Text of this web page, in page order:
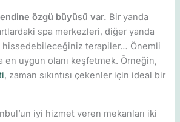
özgü büyüsü var. Bir yanda
spa merkezleri, diğer yanda
hissedebileceğiniz terapiler… Önemli
en uygun olanı keşfetmek. Örneğin,
, zaman sıkıntısı çekenler için ideal bir
iyi hizmet veren mekanları iki